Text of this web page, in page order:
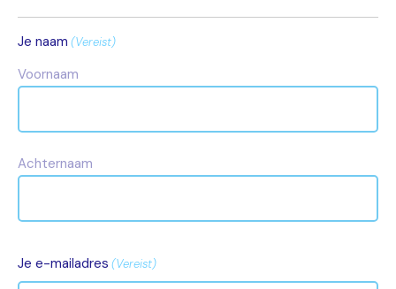
Je naam (Vereist)
Voornaam
Achternaam
Je e-mailadres (Vereist)